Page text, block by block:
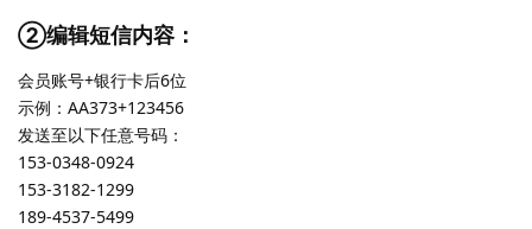
②编辑短信内容：
会员账号+银行卡后6位
示例：AA373+123456
发送至以下任意号码：
153-0348-0924
153-3182-1299
189-4537-5499